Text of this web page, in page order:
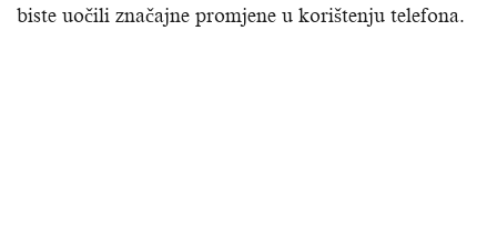
biste uočili značajne promjene u korištenju telefona.